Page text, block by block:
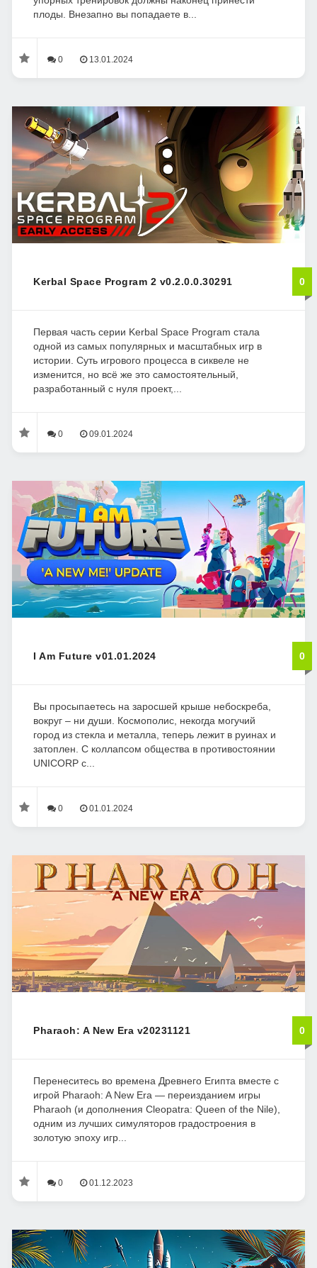
плоды. Внезапно вы попадаете в...
0 13.01.2024
Kerbal Space Program 2 v0.2.0.0.30291 0
Первая часть серии Kerbal Space Program стала
одной из самых популярных и масштабных игр в
истории. Суть игрового процесса в сиквеле не
изменится, но всё же это самостоятельный,
разработанный с нуля проект,...
0 09.01.2024
I Am Future v01.01.2024 0
Вы просыпаетесь на заросшей крыше небоскреба,
вокруг – ни души. Космополис, некогда могучий
город из стекла и металла, теперь лежит в руинах и
затоплен. С коллапсом общества в противостоянии
UNICORP с...
0 01.01.2024
Pharaoh: A New Era v20231121 0
Перенеситесь во времена Древнего Египта вместе с
игрой Pharaoh: A New Era — переизданием игры
Pharaoh (и дополнения Cleopatra: Queen of the Nile),
одним из лучших симуляторов градостроения в
золотую эпоху игр...
0 01.12.2023